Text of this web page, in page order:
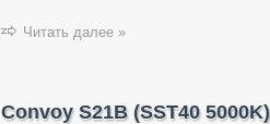
Читать далее »
Convoy S21B (SST40